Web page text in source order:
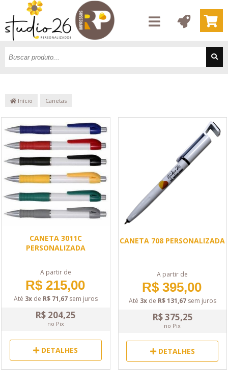
Início Canetas
CANETA 3011C
PERSONALIZADA
A partir de
R$ 215,00
Até 3xde R$ 71,67sem juros
R$ 204,25
no Pix
DETALHES
CANETA 708 PERSONALIZADA
A partir de
R$ 395,00
Até 3xde R$ 131,67sem juros
R$ 375,25
no Pix
DETALHES